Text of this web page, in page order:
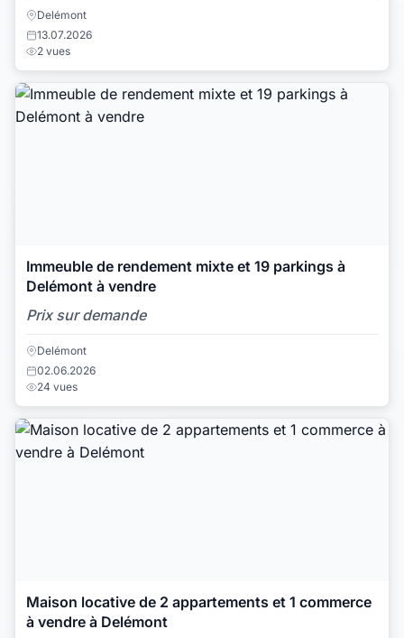
Delémont
13.07.2026
2 vues
Immeuble de rendement mixte et 19 parkings à
Delémont à vendre
Prix sur demande
Delémont
02.06.2026
24 vues
Maison locative de 2 appartements et 1 commerce
à vendre à Delémont